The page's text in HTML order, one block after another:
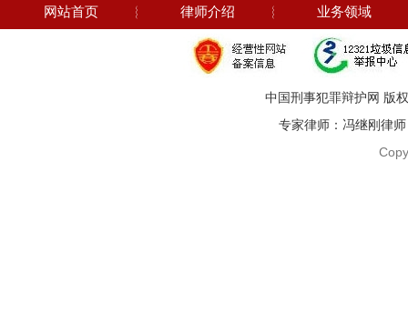
网站首页 ︴ 律师介绍 ︴ 业务领域
中国刑事犯罪辩护网 版
专家律师：冯继刚律